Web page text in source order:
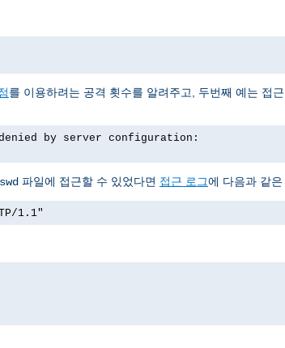
를 이용하려는 공격 횟수를 알려주고, 두번째 예는 접
by server configuration:
파일에 접근할 수 있었다면 접근 로그에 다음과 같
1.1"